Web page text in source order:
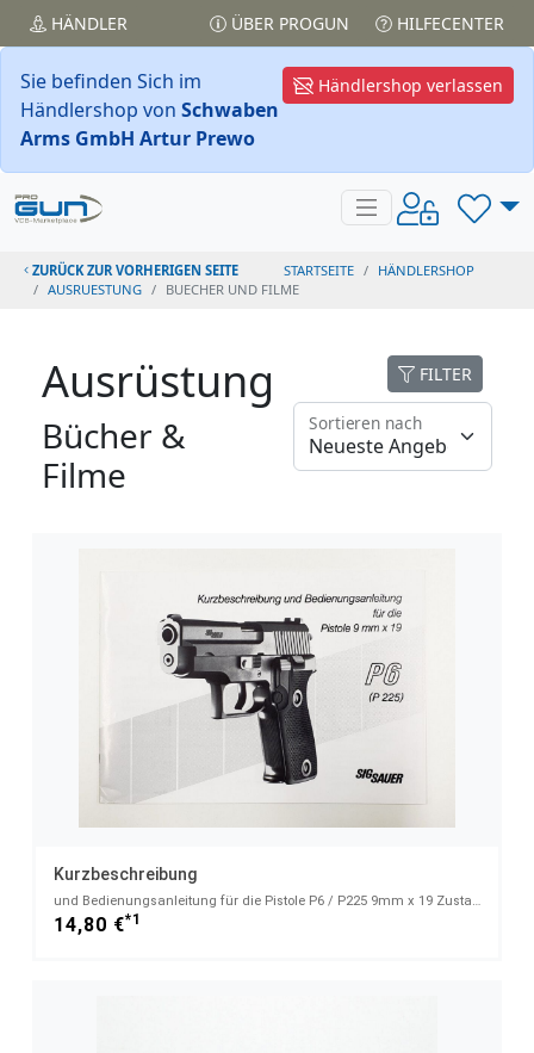
HÄNDLER ÜBER PROGUN HILFECENTER
Händlershop verlassen
Sie befinden Sich im
Händlershop von Schwaben
Arms GmbH Artur Prewo
ZURÜCK ZUR VORHERIGEN SEITE STARTSEITE
HÄNDLERSHOP
AUSRUESTUNG
BUECHER UND FILME
Ausrüstung
Bücher &
Filme
FILTER
Sortieren nach
Kurzbeschreibung
und Bedienungsanleitung für die Pistole P6 / P225 9mm x 19 Zustand leicht gebraucht
14,80 €*1